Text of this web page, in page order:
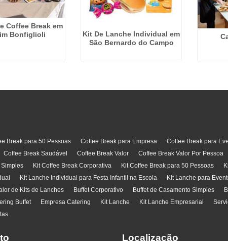
Coffee Break em
Bonfiglioli
Kit De Lanche Individual em
São Bernardo do Campo
Break para 50 Pessoas Coffee Break para Empresa
Coffee Break para
Coffee Break Saudável Coffee Break Valor
Coffee Break Valor Por Pessoa
Simples Kit Coffee Break Corporativa Kit Coffee Break para 50 Pessoas
Kit Lanche Individual para Festa Infantil na Escola Kit Lanche para
de Kits de Lanches Buffet Corporativo Buffet de Casamento Simples
Buffet Empresa Catering Kit Lanche Kit Lanche Empresarial
Localização